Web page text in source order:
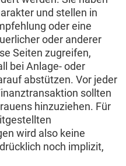
und stellen in
oder eine
oder anderer
Seiten zugreifen,
bei Anlage- oder
abstützen. Vor jeder
sollten
hinzuziehen. Für
wird also keine
noch implizit,